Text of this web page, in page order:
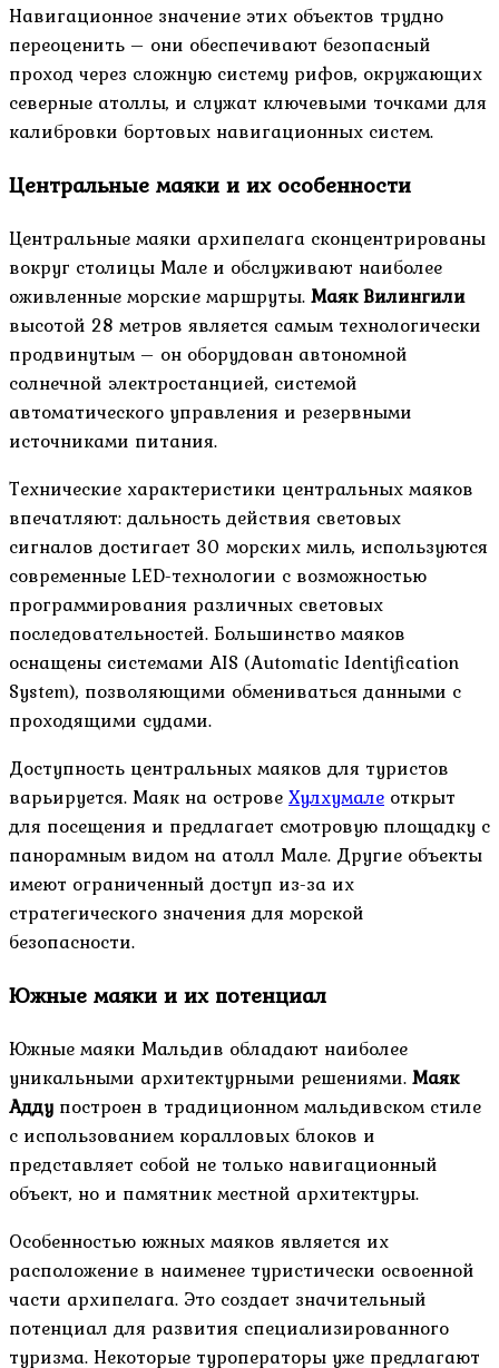
Навигационное значение этих объектов трудно
переоценить – они обеспечивают безопасный
проход через сложную систему рифов, окружающих
северные атоллы, и служат ключевыми точками для
калибровки бортовых навигационных систем.
Центральные маяки и их особенности
Центральные маяки архипелага сконцентрированы
вокруг столицы Мале и обслуживают наиболее
оживленные морские маршруты.Маяк Вилингили
высотой 28 метров является самым технологически
продвинутым – он оборудован автономной
солнечной электростанцией, системой
автоматического управления и резервными
источниками питания.
Технические характеристики центральных маяков
впечатляют: дальность действия световых
сигналов достигает 30 морских миль, используются
современные LED-технологии с возможностью
программирования различных световых
последовательностей. Большинство маяков
оснащены системами AIS (Automatic Identification
System), позволяющими обмениваться данными с
проходящими судами.
Доступность центральных маяков для туристов
варьируется. Маяк на островеХулхумале открыт
для посещения и предлагает смотровую площадку с
панорамным видом на атолл Мале. Другие объекты
имеют ограниченный доступ из-за их
стратегического значения для морской
безопасности.
Южные маяки и их потенциал
Южные маяки Мальдив обладают наиболее
уникальными архитектурными решениями.Маяк
Адду построен в традиционном мальдивском стиле
с использованием коралловых блоков и
представляет собой не только навигационный
объект, но и памятник местной архитектуры.
Особенностью южных маяков является их
расположение в наименее туристически освоенной
части архипелага. Это создает значительный
потенциал для развития специализированного
туризма. Некоторые туроператоры уже предлагают